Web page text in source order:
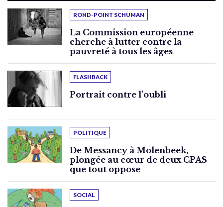
ROND-POINT SCHUMAN
La Commission européenne
cherche à lutter contre la
pauvreté à tous les âges
FLASHBACK
Portrait contre l’oubli
POLITIQUE
De Messancy à Molenbeek,
plongée au cœur de deux CPAS
que tout oppose
SOCIAL